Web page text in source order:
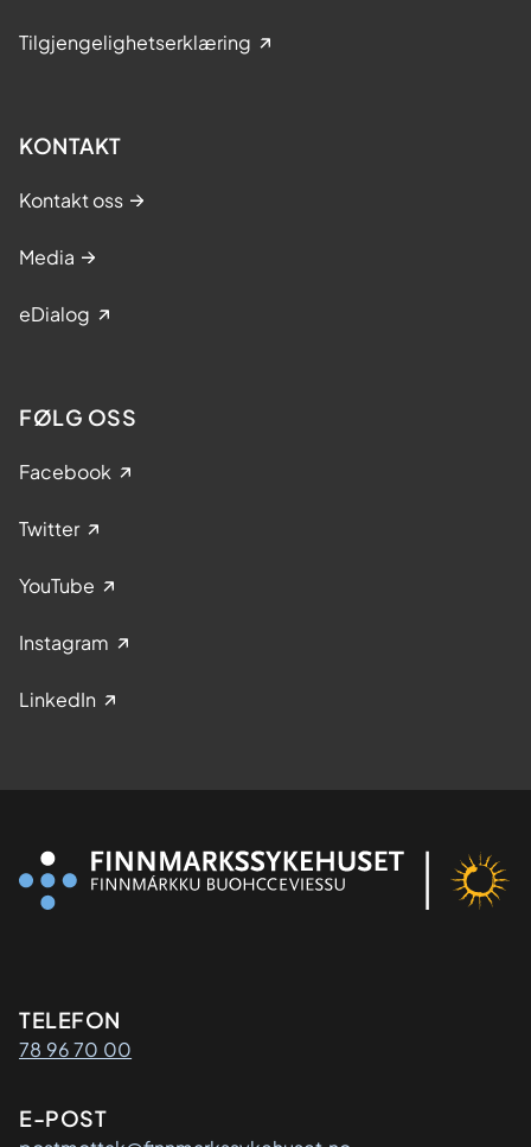
Tilgjengelighetserklæring
KONTAKT
Kontakt oss
Media
eDialog
FØLG OSS
Facebook
Twitter
YouTube
Instagram
LinkedIn
Kontaktinformasjon
TELEFON
78 96 70 00
E-POST